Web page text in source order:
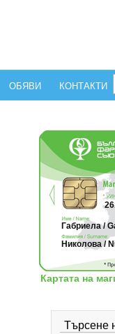
ОБЯВИ КОНТАКТИ
Габриела /
Николова /
Картата на
Търсене